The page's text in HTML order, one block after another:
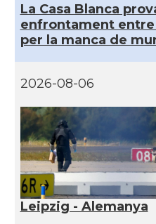
La Casa Blanca
enfrontament
per la manca de
2026-08-06
Leipzig - Alemanya